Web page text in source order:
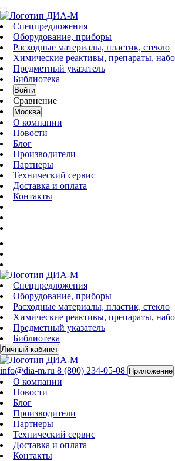
Спецпредложения
Оборудование, приборы
Расходные материалы, пластик, стекло
Химические реактивы, препараты,
Предметный указатель
Библиотека
Войти
Сравнение
Москва
О компании
Новости
Блог
Производители
Партнеры
Технический сервис
Доставка и оплата
Контакты
Спецпредложения
Оборудование, приборы
Расходные материалы, пластик, стекло
Химические реактивы, препараты,
Предметный указатель
Библиотека
Личный кабинет
info@dia-m.ru 8 (800) 234-05-08 Приложение
О компании
Новости
Блог
Производители
Партнеры
Технический сервис
Доставка и оплата
Контакты